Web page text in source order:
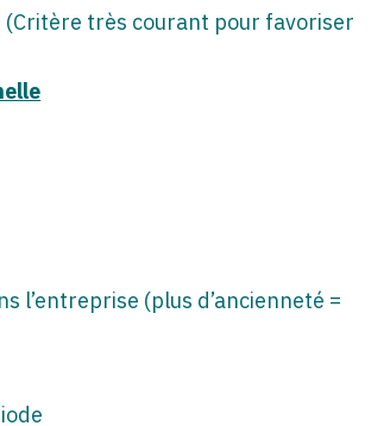
très courant pour favoriser
l’entreprise (plus d’ancienneté =